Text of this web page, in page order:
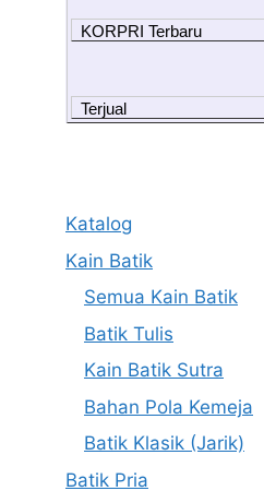
KORPRI Terbaru
Terjual
Katalog
Kain Batik
Semua Kain Batik
Batik Tulis
Kain Batik Sutra
Bahan Pola Kemeja
Batik Klasik (Jarik)
Batik Pria